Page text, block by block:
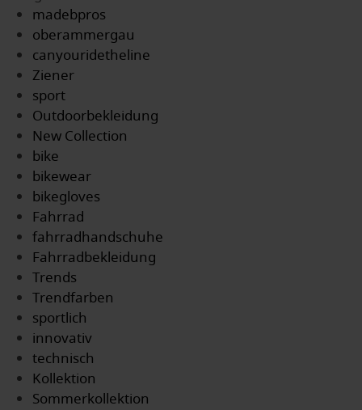
madebpros
oberammergau
canyouridetheline
Ziener
sport
Outdoorbekleidung
New Collection
bike
bikewear
bikegloves
Fahrrad
fahrradhandschuhe
Fahrradbekleidung
Trends
Trendfarben
sportlich
innovativ
technisch
Kollektion
Sommerkollektion